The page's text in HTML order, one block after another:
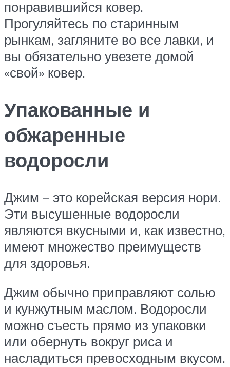
понравившийся ковер.
Прогуляйтесь по старинным
рынкам, загляните во все лавки, и
вы обязательно увезете домой
«свой» ковер.
Упакованные и
обжаренные
водоросли
Джим – это корейская версия нори.
Эти высушенные водоросли
являются вкусными и, как известно,
имеют множество преимуществ
для здоровья.
Джим обычно приправляют солью
и кунжутным маслом. Водоросли
можно съесть прямо из упаковки
или обернуть вокруг риса и
насладиться превосходным вкусом.